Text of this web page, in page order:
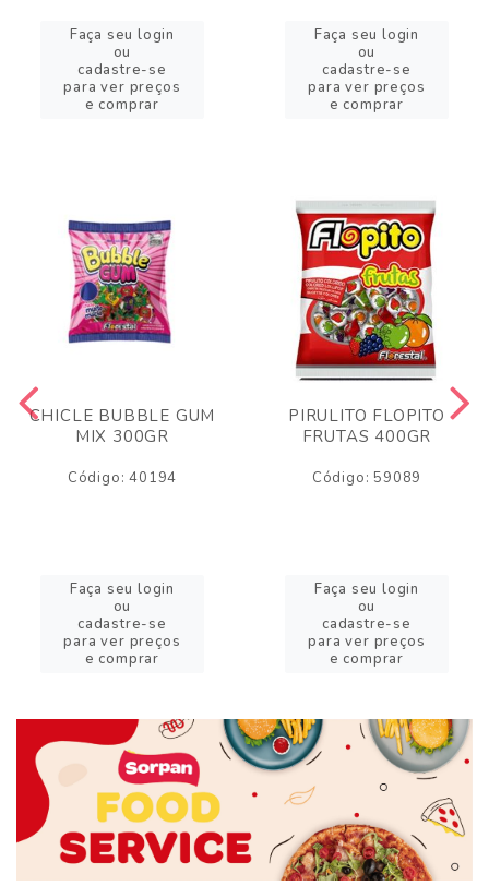
Faça seu login
ou
cadastre-se
para ver preços
e comprar
Faça seu login
ou
cadastre-se
para ver preços
e comprar
CHICLE BUBBLE GUM
MIX 300GR
Código: 40194
Faça seu login
ou
cadastre-se
para ver preços
e comprar
PIRULITO FLOPITO
FRUTAS 400GR
Código: 59089
Faça seu login
ou
cadastre-se
para ver preços
e comprar